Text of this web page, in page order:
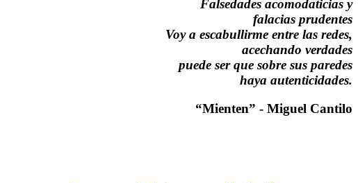
Falsedades acomodaticias y
falacias prudentes
Voy a escabullirme entre las redes,
acechando verdades
puede ser que sobre sus paredes
haya autenticidades.
“Mienten” - Miguel Cantilo